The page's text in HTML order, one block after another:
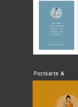
Postkarte A